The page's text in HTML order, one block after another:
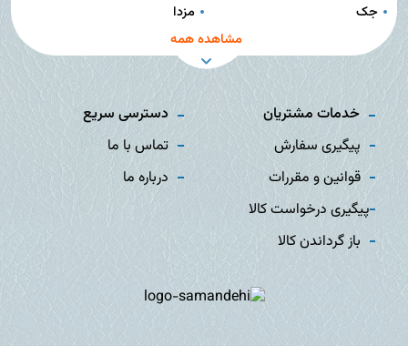
جک
مزدا
مشاهده همه
خدمات مشتریان
پیگیری سفارش
قوانین و مقررات
پیگیری درخواست کالا
باز گرداندن کالا
دسترسی سریع
تماس با ما
درباره ما